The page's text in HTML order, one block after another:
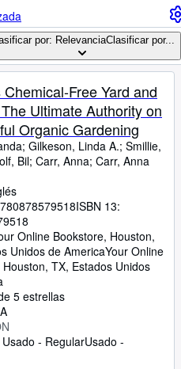
por: RelevanciaClasificar por...
Free Yard and
Ultimate Authority on
Organic Gardening
; Gilkeson, Linda A.; Smillie,
Bil; Carr, Anna; Carr, Anna
ISBN 13:
Online Bookstore, Houston,
Unidos de AmericaYour Online
Houston, TX, Estados Unidos
5 estrellas
- RegularUsado -